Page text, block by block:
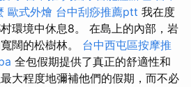
歐式外燴 台中刮痧推薦ptt 我在度
環境中休息8。 在島上的內部，岩
闊的松樹林。 台中西屯區按摩推
全包假期提供了真正的舒適性和
大程度地彌補他們的假期，而不必